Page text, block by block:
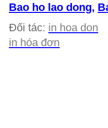
Bao ho lao dong,
Đối tác: in hoa don
in hóa đơn